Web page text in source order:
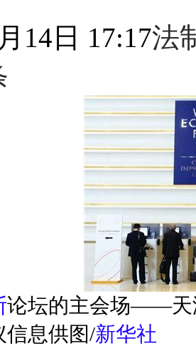
14日 17:17法
论坛的主会场——天
信息供图/新华社